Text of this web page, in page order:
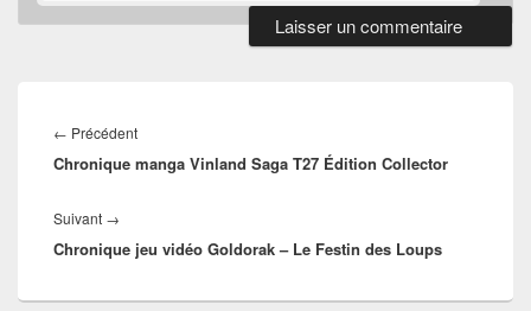
de
l’article
← PrécédentArticle
précédent :
Chronique manga Vinland Saga T27 Édition Collector
Suivant →
suivant :
Chronique jeu vidéo Goldorak – Le Festin des Loups